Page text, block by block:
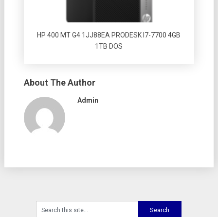
HP 400 MT G4 1JJ88EA PRODESK I7-7700 4GB
1TB DOS
About The Author
Admin